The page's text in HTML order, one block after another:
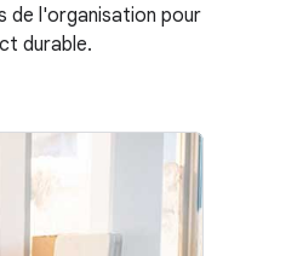
de l'organisation pour
durable.